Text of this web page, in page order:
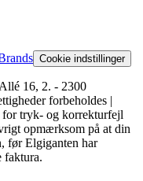
Cookie indstillinger
16, 2. - 2300
forbeholdes |
tryk- og korrekturfejl
opmærksom på at din
før Elgiganten har
faktura.